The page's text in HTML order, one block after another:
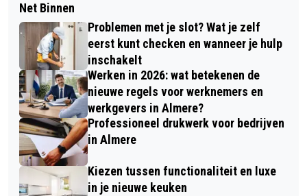
Net Binnen
Problemen met je slot? Wat je zelf
eerst kunt checken en wanneer je hulp
inschakelt
Werken in 2026: wat betekenen de
nieuwe regels voor werknemers en
werkgevers in Almere?
Professioneel drukwerk voor bedrijven
in Almere
Kiezen tussen functionaliteit en luxe
in je nieuwe keuken